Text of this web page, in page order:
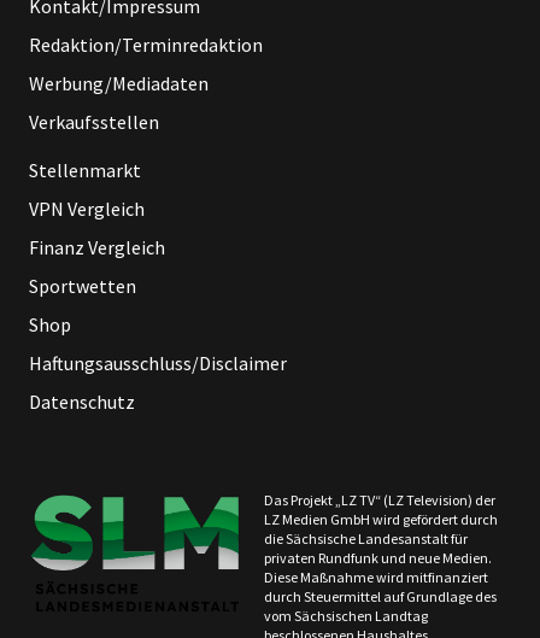
Kontakt/Impressum
Redaktion/Terminredaktion
Werbung/Mediadaten
Verkaufsstellen
Stellenmarkt
VPN Vergleich
Finanz Vergleich
Sportwetten
Shop
Haftungsausschluss/Disclaimer
Datenschutz
Das Projekt „LZ TV“ (LZ Television) der
LZ Medien GmbH wird gefördert durch
die Sächsische Landesanstalt für
privaten Rundfunk und neue Medien.
Diese Maßnahme wird mitfinanziert
durch Steuermittel auf Grundlage des
vom Sächsischen Landtag